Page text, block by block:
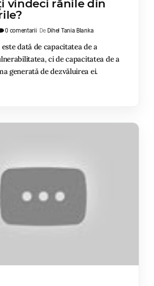
vindeci rănile din
0 comentarii De Dihel Tania Blanka
dată de capacitatea de a
ci de capacitatea de a
generată de dezvăluirea ei.